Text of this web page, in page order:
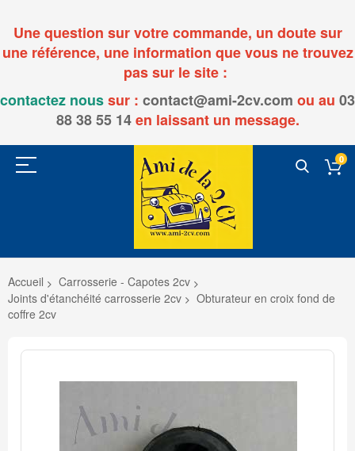
Une question sur votre commande, un doute sur
une référence, une information que vous ne trouvez
pas sur le site :
contactez noussur : contact@ami-2cv.com ou au 03
88 38 55 14en laissant un message.
0
Accueil
Carrosserie - Capotes 2cv
Joints d'étanchéité carrosserie 2cv
Obturateur en croix fond de
coffre 2cv
Passer